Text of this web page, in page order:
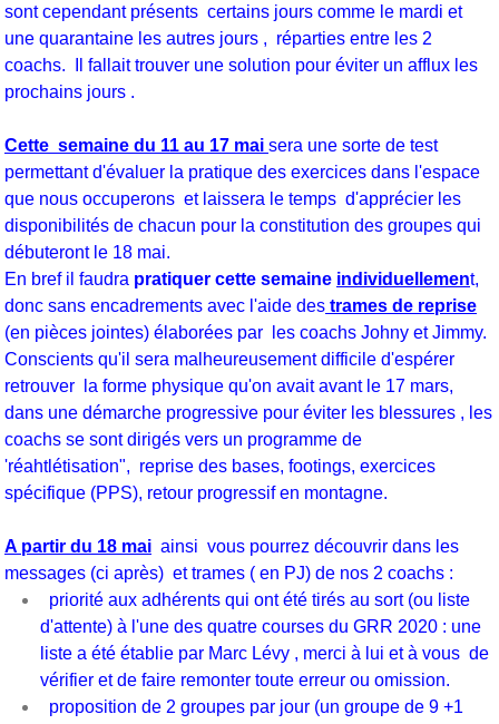
sont cependant présents certains jours comme le mardi et
une quarantaine les autres jours , réparties entre les 2
coachs. Il fallait trouver une solution pour éviter un afflux les
prochains jours .
Cette semaine du 11 au 17 mai sera une sorte de test
permettant d'évaluer la pratique des exercices dans l'espace
que nous occuperons et laissera le temps d'apprécier les
disponibilités de chacun pour la constitution des groupes qui
débuteront le 18 mai.
En bref il faudra pratiquer cette semaine individuellement,
donc sans encadrements avec l'aide des trames de reprise
(en pièces jointes) élaborées par les coachs Johny et Jimmy.
Conscients qu'il sera malheureusement difficile d'espérer
retrouver la forme physique qu'on avait avant le 17 mars,
dans une démarche progressive pour éviter les blessures , les
coachs se sont dirigés vers un programme de
'réahtlétisation", reprise des bases, footings, exercices
spécifique (PPS), retour progressif en montagne.
A partir du 18 mai ainsi vous pourrez découvrir dans les
messages (ci après) et trames ( en PJ) de nos 2 coachs :
priorité aux adhérents qui ont été tirés au sort (ou liste
d'attente) à l'une des quatre courses du GRR 2020 : une
liste a été établie par Marc Lévy , merci à lui et à vous de
vérifier et de faire remonter toute erreur ou omission.
proposition de 2 groupes par jour (un groupe de 9 +1